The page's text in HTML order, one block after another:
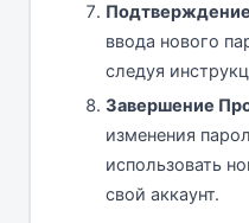
ввода нового
следуя
Завершение
изменения
использовать
свой аккаунт.